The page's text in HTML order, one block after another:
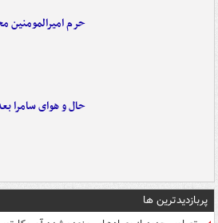
حرم امیرالمومنین
حال و هوای سامرا
پربازدیدترین ها